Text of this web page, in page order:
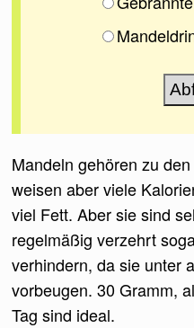
Mandeln gehören zu
weisen aber viele
viel Fett. Aber sie sind
regelmäßig verzehrt
verhindern, da sie unter
vorbeugen. 30 Gramm,
Tag sind ideal.